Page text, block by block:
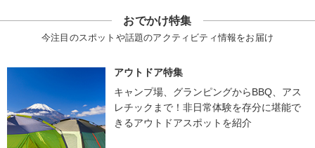
おでかけ特集
今注目のスポットや話題のアクティビティ情報をお届け
アウトドア特集
キャンプ場、グランピングからBBQ、アス
レチックまで！非日常体験を存分に堪能で
きるアウトドアスポットを紹介